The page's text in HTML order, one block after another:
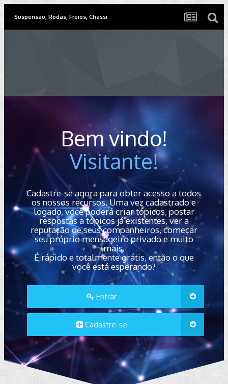
Suspensão, Rodas, Freios, Chassi
Bem vindo!
Visitante!
Cadastre-se agora para obter acesso a todos
os nossos recursos. Uma vez cadastrado e
logado, você poderá criar tópicos, postar
respostas a tópicos já existentes, ver a
reputação de seus companheiros, começar
seu próprio mensageiro privado e muito
mais.
É rápido e totalmente grátis, então o que
você está esperando?
Entrar
Cadastre-se